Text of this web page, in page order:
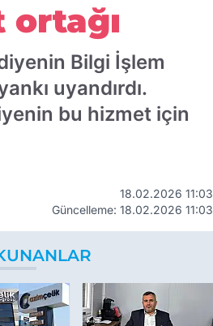
Bilgi İşlem
uyandırdı.
bu hizmet için
18.02.2026 11:03
Güncelleme: 18.02.2026 11:03